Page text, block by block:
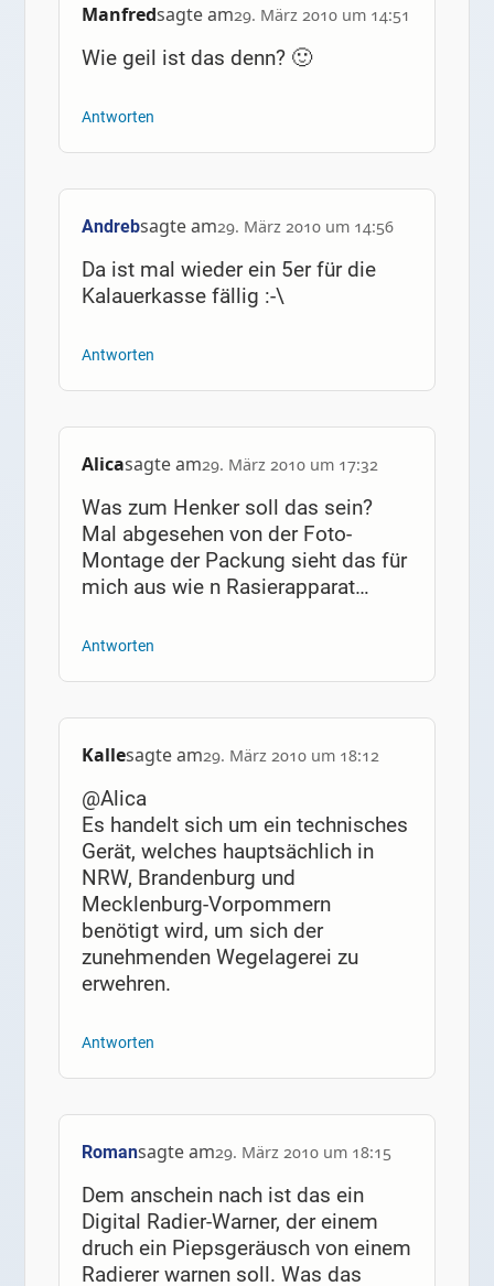
Manfredsagte am29. März 2010 um 14:51
Wie geil ist das denn? 🙂
Antworten
Andrebsagte am29. März 2010 um 14:56
Da ist mal wieder ein 5er für die
Kalauerkasse fällig :-\
Antworten
Alicasagte am29. März 2010 um 17:32
Was zum Henker soll das sein?
Mal abgesehen von der Foto-
Montage der Packung sieht das für
mich aus wie n Rasierapparat…
Antworten
Kallesagte am29. März 2010 um 18:12
@Alica
Es handelt sich um ein technisches
Gerät, welches hauptsächlich in
NRW, Brandenburg und
Mecklenburg-Vorpommern
benötigt wird, um sich der
zunehmenden Wegelagerei zu
erwehren.
Antworten
Romansagte am29. März 2010 um 18:15
Dem anschein nach ist das ein
Digital Radier-Warner, der einem
druch ein Piepsgeräusch von einem
Radierer warnen soll. Was das